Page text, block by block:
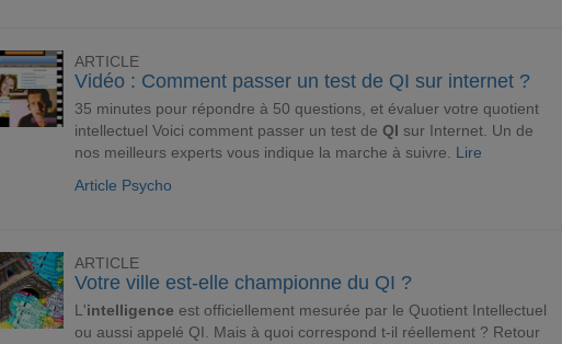
ARTICLE
Vidéo : Comment passer un test de QI sur internet ?
35 minutes pour répondre à 50 questions, et évaluer votre quotient
intellectuel Voici comment passer un test de QI sur Internet. Un de
nos meilleurs experts vous indique la marche à suivre. Lire
Article Psycho
ARTICLE
Votre ville est-elle championne du QI ?
L'intelligence est officiellement mesurée par le Quotient Intellectuel
ou aussi appelé QI. Mais à quoi correspond t-il réellement ? Retour